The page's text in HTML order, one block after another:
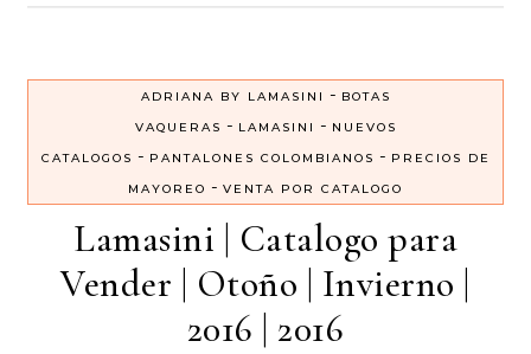
ADRIANA BY LAMASINI - BOTAS
VAQUERAS - LAMASINI - NUEVOS
CATALOGOS - PANTALONES COLOMBIANOS - PRECIOS DE
MAYOREO - VENTA POR CATALOGO
Lamasini | Catalogo para
Vender | Otoño | Invierno |
2016 | 2016